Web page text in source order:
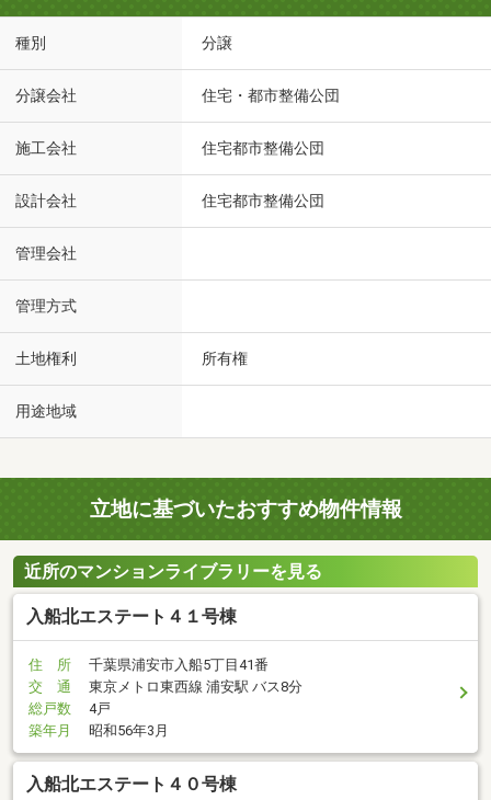
種別 分譲
分譲会社 住宅・都市整備公団
施工会社 住宅都市整備公団
設計会社 住宅都市整備公団
管理会社
管理方式
土地権利 所有権
用途地域
立地に基づいたおすすめ物件情報
近所のマンションライブラリーを見る
入船北エステート４１号棟
住 所
千葉県浦安市入船5丁目41番
交 通
東京メトロ東西線 浦安駅 バス8分
総戸数
4戸
築年月
昭和56年3月
入船北エステート４０号棟